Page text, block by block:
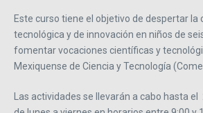
Este curso tiene el objetivo de despertar la
tecnológica y de innovación en niños de
fomentar vocaciones científicas y
Mexiquense de Ciencia y Tecnología
Las actividades se llevarán a cabo hasta el